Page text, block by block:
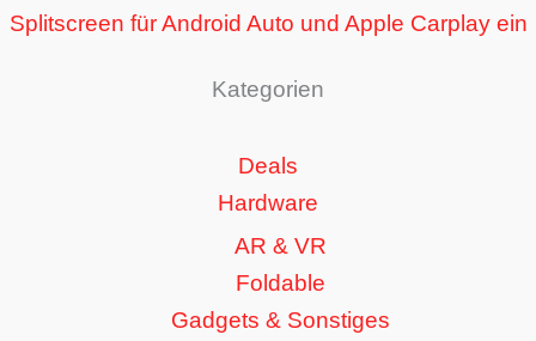
Splitscreen für Android Auto und Apple Carplay ein
Kategorien
Deals
Hardware
AR & VR
Foldable
Gadgets & Sonstiges